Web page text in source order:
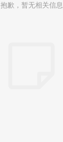
抱歉，暂无相关信息